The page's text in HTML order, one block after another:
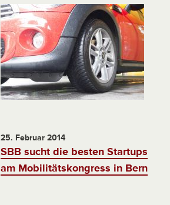
25. Februar 2014
SBB sucht die besten Startups
am Mobilitätskongress in Bern